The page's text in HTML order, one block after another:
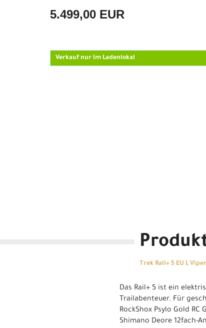
5.499,00 EUR
Verkauf nur im Ladenlokal
Trek Rail+ 5 EU L
Das Rail+ 5 ist ein
Trailabenteuer. Für
RockShox Psylo Gold
Shimano Deore 12fach-